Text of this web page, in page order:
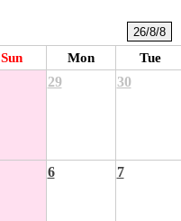
Sun Mon Tue
29 30
6 7